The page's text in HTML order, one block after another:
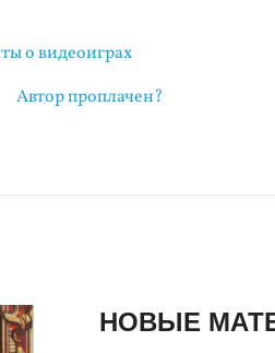
о видеоиграх
Автор проплачен?
НОВЫЕ